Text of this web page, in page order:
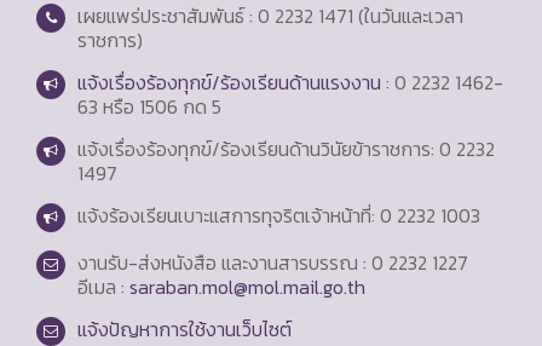
เผยแพร่ประชาสัมพันธ์ : 0 2232 1471 (ในวันและเวลา
ราชการ)
แจ้งเรื่องร้องทุกข์/ร้องเรียนด้านแรงงาน : 0 2232 1462-
63 หรือ 1506 กด 5
แจ้งเรื่องร้องทุกข์/ร้องเรียนด้านวินัยข้าราชการ: 0 2232
1497
แจ้งร้องเรียนเบาะแสการทุจริตเจ้าหน้าที่: 0 2232 1003
งานรับ-ส่งหนังสือ และงานสารบรรณ : 0 2232 1227
อีเมล : saraban.mol@mol.mail.go.th
แจ้งปัญหาการใช้งานเว็บไซต์